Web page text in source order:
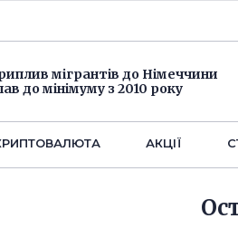
мігрантів до Німеччини
до мінімуму з 2010 року
АКЦІЇ